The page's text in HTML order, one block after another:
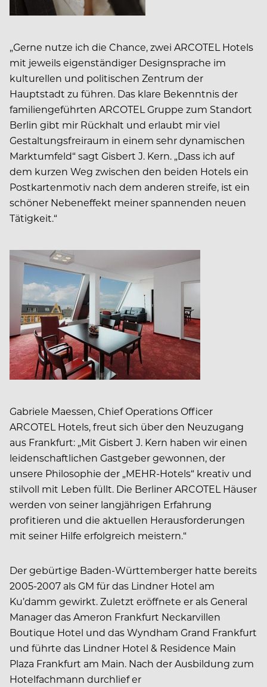
„Gerne nutze ich die Chance, zwei ARCOTEL Hotels
mit jeweils eigenständiger Designsprache im
kulturellen und politischen Zentrum der
Hauptstadt zu führen. Das klare Bekenntnis der
familiengeführten ARCOTEL Gruppe zum Standort
Berlin gibt mir Rückhalt und erlaubt mir viel
Gestaltungsfreiraum in einem sehr dynamischen
Marktumfeld“ sagt Gisbert J. Kern. „Dass ich auf
dem kurzen Weg zwischen den beiden Hotels ein
Postkartenmotiv nach dem anderen streife, ist ein
schöner Nebeneffekt meiner spannenden neuen
Tätigkeit.“
Gabriele Maessen, Chief Operations Officer
ARCOTEL Hotels, freut sich über den Neuzugang
aus Frankfurt: „Mit Gisbert J. Kern haben wir einen
leidenschaftlichen Gastgeber gewonnen, der
unsere Philosophie der „MEHR-Hotels“ kreativ und
stilvoll mit Leben füllt. Die Berliner ARCOTEL Häuser
werden von seiner langjährigen Erfahrung
profitieren und die aktuellen Herausforderungen
mit seiner Hilfe erfolgreich meistern.“
Der gebürtige Baden-Württemberger hatte bereits
2005-2007 als GM für das Lindner Hotel am
Ku’damm gewirkt. Zuletzt eröffnete er als General
Manager das Ameron Frankfurt Neckarvillen
Boutique Hotel und das Wyndham Grand Frankfurt
und führte das Lindner Hotel & Residence Main
Plaza Frankfurt am Main. Nach der Ausbildung zum
Hotelfachmann durchlief er